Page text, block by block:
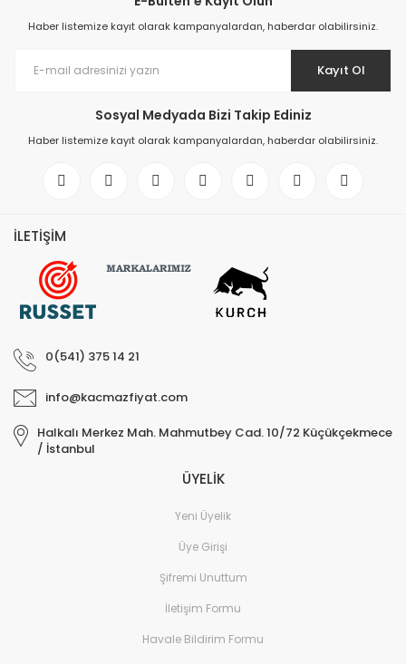
Haber listemize kayıt olarak kampanyalardan, haberdar olabilirsiniz.
Kayıt Ol
Sosyal Medyada Bizi Takip Ediniz
Haber listemize kayıt olarak kampanyalardan, haberdar olabilirsiniz.
İLETİŞİM
0(541) 375 14 21
info@kacmazfiyat.com
Halkalı Merkez Mah. Mahmutbey Cad. 10/72 Küçükçekmece
/ İstanbul
ÜYELİK
Yeni Üyelik
Üye Girişi
Şifremi Unuttum
İletişim Formu
Havale Bildirim Formu